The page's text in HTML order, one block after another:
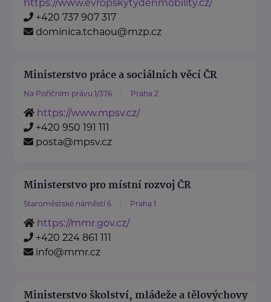
https://www.evropskytydenmobility.cz/
+420 737 907 317
dominica.tchaou@mzp.cz
Ministerstvo práce a sociálních věcí ČR
Na Poříčním právu 1/376 Praha 2
https://www.mpsv.cz/
+420 950 191 111
posta@mpsv.cz
Ministerstvo pro místní rozvoj ČR
Staroměstské náměstí 6 Praha 1
https://mmr.gov.cz/
+420 224 861 111
info@mmr.cz
Ministerstvo školství, mládeže a tělovýchovy